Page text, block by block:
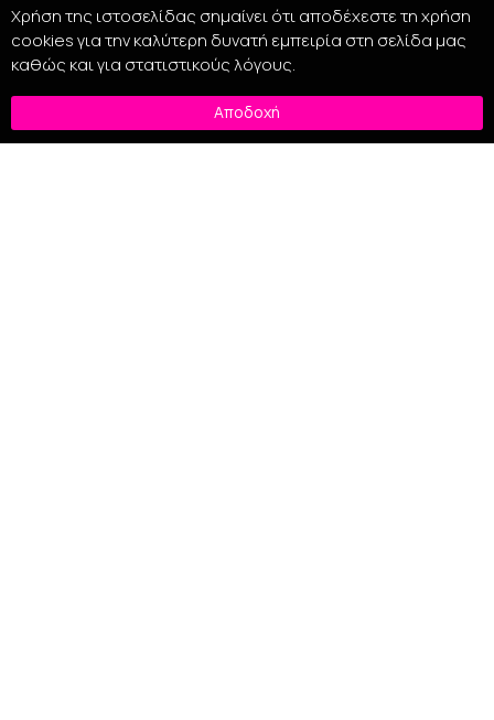
Χρήση της ιστοσελίδας σημαίνει ότι αποδέχεστε τη χρήση
cookies για την καλύτερη δυνατή εμπειρία στη σελίδα μας
καθώς και για στατιστικούς λόγους.
Αποδοχή